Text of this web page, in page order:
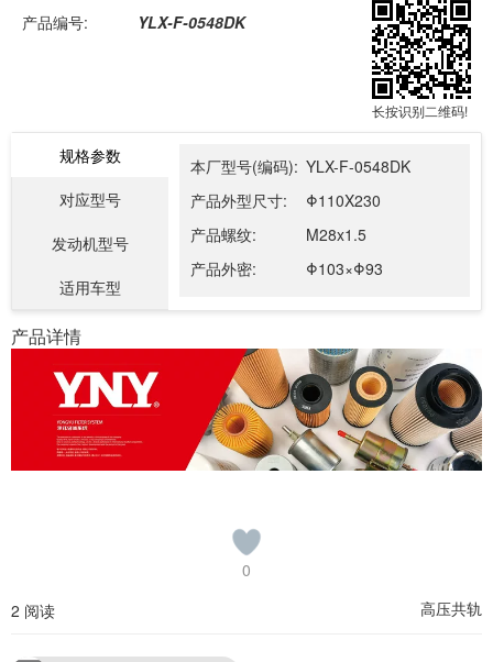
产品编号: YLX-F-0548DK
长按识别二维码!
规格参数
对应型号
发动机型号
适用车型
本厂型号(编码): YLX-F-0548DK
产品外型尺寸:
Φ110X230
产品螺纹:
M28x1.5
产品外密:
Φ103×Φ93
产品详情
0
2 阅读
高压共轨